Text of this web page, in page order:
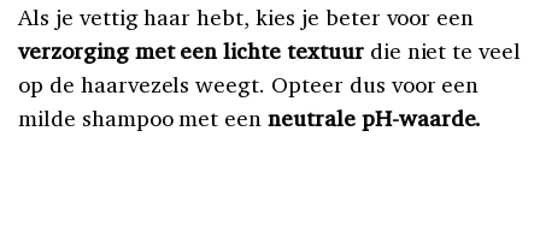
Als je vettig haar hebt, kies je beter voor een
verzorging met een lichte textuurdie niet te veel
op de haarvezels weegt. Opteer dus voor een
milde shampoo met eenneutrale pH-waarde.